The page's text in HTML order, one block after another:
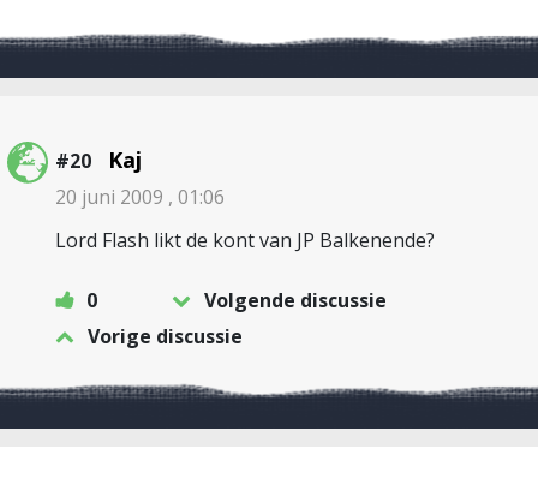
#20 Kaj
20 juni 2009 , 01:06
Lord Flash likt de kont van JP Balkenende?
0
Volgende discussie
Vorige discussie